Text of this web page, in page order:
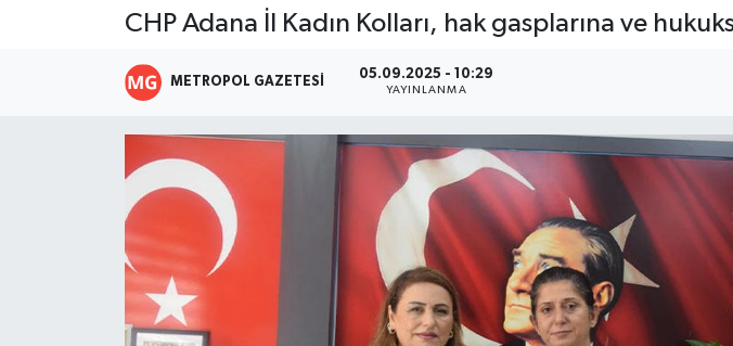
CHP Adana İl Kadın Kolları, hak gasplarına ve
METROPOL GAZETESI 05.09.2025 - 10:29
YAYINLANMA
Magazin
Resmi İlanlar